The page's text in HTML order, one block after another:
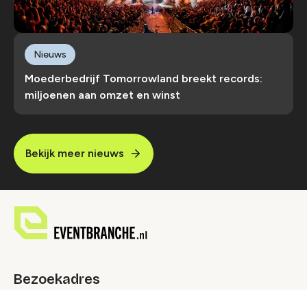
Moederbedrijf Tomorrowland breekt records:
miljoenen aan omzet en winst
Nieuws
Bekijk meer nieuws
Bezoekadres